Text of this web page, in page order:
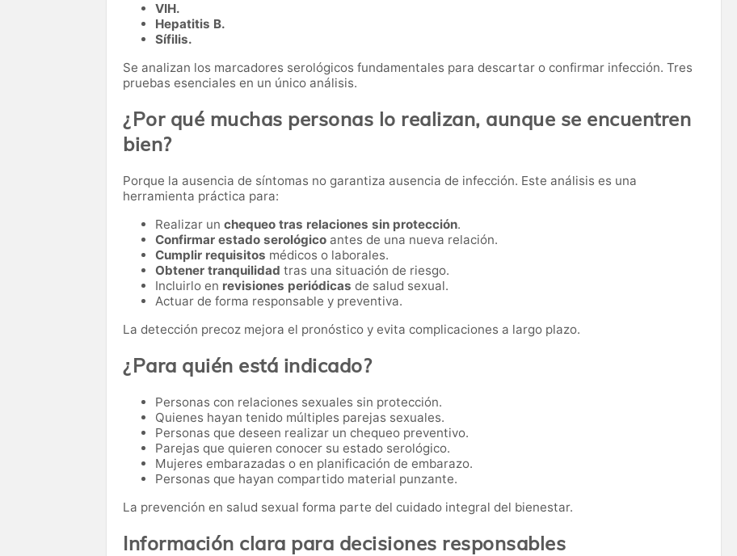
VIH.
Hepatitis B.
Sífilis.
Se analizan los marcadores serológicos fundamentales para descartar o confirmar infección. Tres
pruebas esenciales en un único análisis.
¿Por qué muchas personas lo realizan, aunque se encuentren
bien?
Porque la ausencia de síntomas no garantiza ausencia de infección. Este análisis es una
herramienta práctica para:
Realizar un chequeo tras relaciones sin protección.
Confirmar estado serológico antes de una nueva relación.
Cumplir requisitos médicos o laborales.
Obtener tranquilidad tras una situación de riesgo.
Incluirlo en revisiones periódicas de salud sexual.
Actuar de forma responsable y preventiva.
La detección precoz mejora el pronóstico y evita complicaciones a largo plazo.
¿Para quién está indicado?
Personas con relaciones sexuales sin protección.
Quienes hayan tenido múltiples parejas sexuales.
Personas que deseen realizar un chequeo preventivo.
Parejas que quieren conocer su estado serológico.
Mujeres embarazadas o en planificación de embarazo.
Personas que hayan compartido material punzante.
La prevención en salud sexual forma parte del cuidado integral del bienestar.
Información clara para decisiones responsables